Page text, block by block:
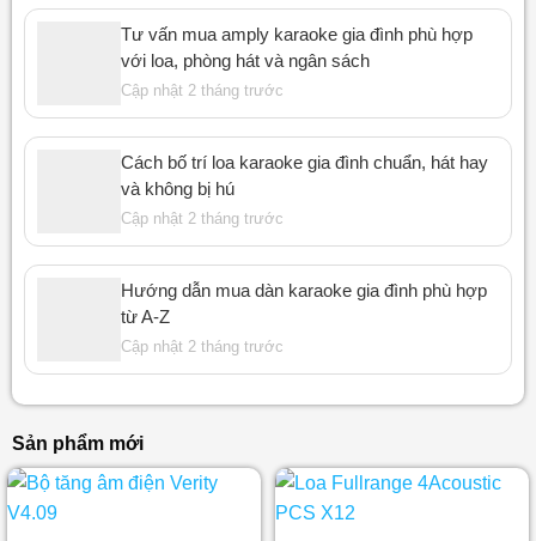
Tư vấn mua amply karaoke gia đình phù hợp
với loa, phòng hát và ngân sách
Cập nhật 2 tháng trước
Cách bố trí loa karaoke gia đình chuẩn, hát hay
và không bị hú
Cập nhật 2 tháng trước
Hướng dẫn mua dàn karaoke gia đình phù hợp
từ A-Z
Cập nhật 2 tháng trước
Sản phẩm mới